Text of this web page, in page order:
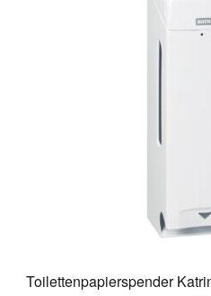
Toilettenpapierspender